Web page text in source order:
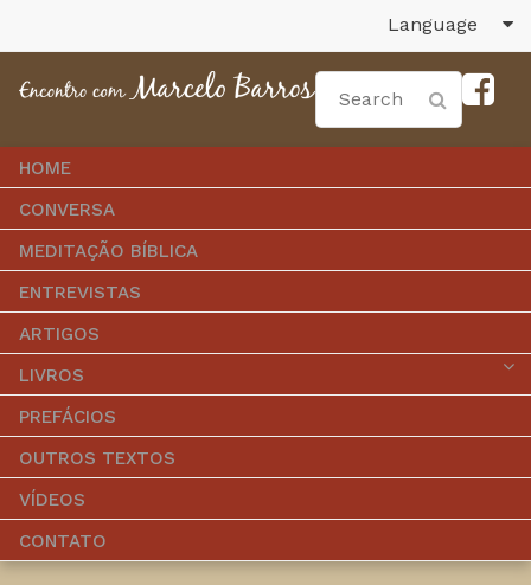
Language
HOME
CONVERSA
MEDITAÇÃO BÍBLICA
ENTREVISTAS
ARTIGOS
LIVROS
PREFÁCIOS
OUTROS TEXTOS
VÍDEOS
CONTATO